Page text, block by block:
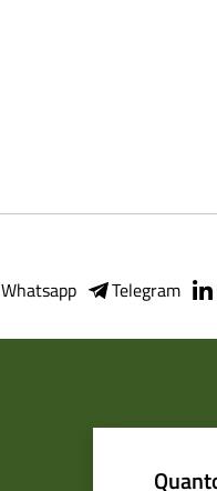
Whatsapp Telegram